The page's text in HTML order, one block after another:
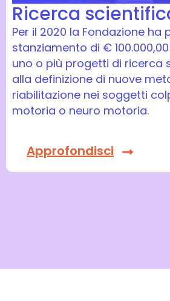
Ricerca
Per il 2020 la Fondazione ha
stanziamento di €
uno o più progetti di ricerca
alla definizione di nuove
riabilitazione nei soggetti
motoria o neuro motoria.
Approfondisci